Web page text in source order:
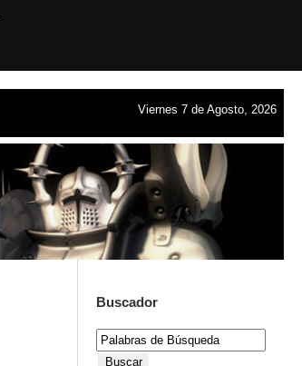
Viernes 7 de Agosto, 2026
Buscador